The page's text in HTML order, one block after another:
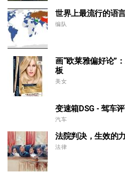
世界上最流行的语
编队
画“欧莱雅偏好论”
板
美女
变速箱DSG - 驾车
汽车
法院判决，生效的
法律